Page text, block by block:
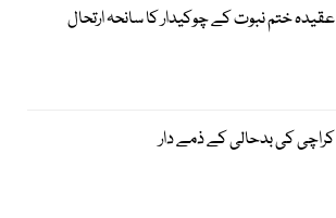
عقیدہ ختم نبوت کے چوکیدار کا سانحہ ارتحال
کراچی کی بدحالی کے ذمے دار